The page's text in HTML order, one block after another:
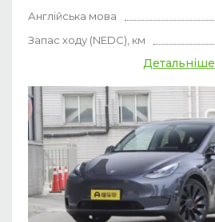
Англійська мова
Запас ходу (NEDC), км
Детальніше